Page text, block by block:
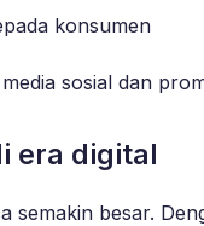
konsumen
sosial dan
era digital
semakin besar.